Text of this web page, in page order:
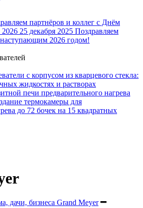
партнёров и коллег с Днём
2026 25 декабря 2025 Поздравляем
наступающим 2026 годом!
с корпусом из кварцевого стекла:
жидкостях и растворах
печи предварительного нагрева
термокамеры для
до 72 бочек на 15 квадратных
дачи, бизнеса Grand Meyer